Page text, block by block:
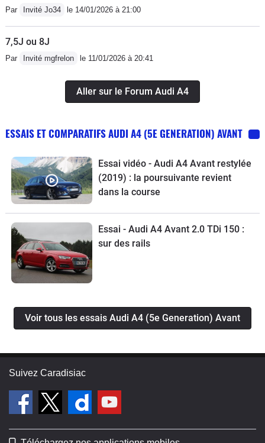
Par Invité Jo34 le 14/01/2026 à 21:00
7,5J ou 8J
Par Invité mgfrelon le 11/01/2026 à 20:41
Aller sur le Forum Audi A4
ESSAIS ET COMPARATIFS AUDI A4 (5E GENERATION) AVANT
Essai vidéo - Audi A4 Avant restylée
(2019) : la poursuivante revient
dans la course
Essai - Audi A4 Avant 2.0 TDi 150 :
sur des rails
Voir tous les essais Audi A4 (5e Generation) Avant
Suivez Caradisiac